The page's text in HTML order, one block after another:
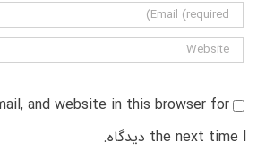
and website in this browser for
the next time I دیدگاه.